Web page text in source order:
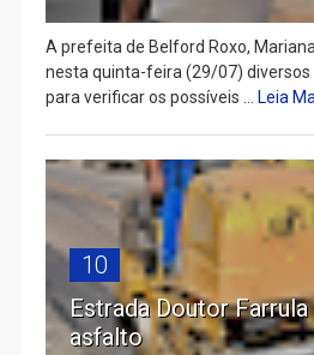
A prefeita de Belford Roxo,
nesta quinta-feira (29/07) diversos
para verificar os possíveis ...
Leia
10
Estrada Doutor
asfalto